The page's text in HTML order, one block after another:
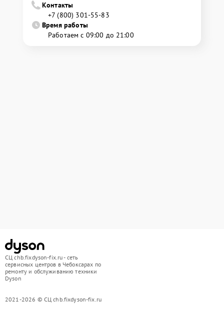
Контакты
+7 (800) 301-55-83
Время работы
Работаем с 09:00 до 21:00
СЦ chb.fixdyson-fix.ru - сеть
сервисных центров в Чебоксарах по
ремонту и обслуживанию техники
Dyson
2021-2026 © СЦ chb.fixdyson-fix.ru